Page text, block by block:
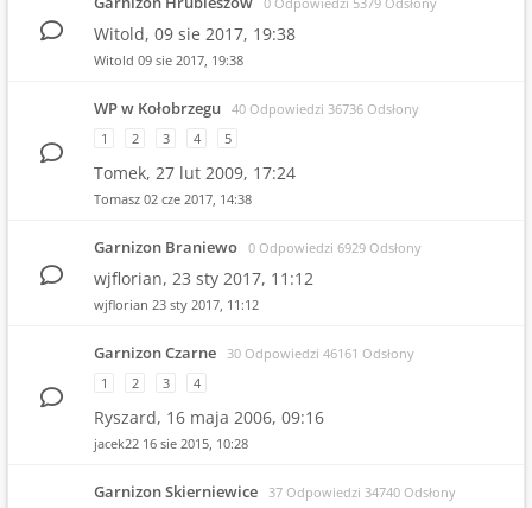
Witold, 09 sie 2017, 19:38
Witold 09 sie 2017, 19:38
WP w Kołobrzegu 40 Odpowiedzi 36736 Odsłony
1
2 3 4 5
Tomek, 27 lut 2009, 17:24
Tomasz 02 cze 2017, 14:38
Garnizon Braniewo 0 Odpowiedzi 6929 Odsłony
wjflorian, 23 sty 2017, 11:12
wjflorian 23 sty 2017, 11:12
Garnizon Czarne 30 Odpowiedzi 46161 Odsłony
1
2 3 4
Ryszard, 16 maja 2006, 09:16
jacek22 16 sie 2015, 10:28
Garnizon Skierniewice 37 Odpowiedzi 34740 Odsłony